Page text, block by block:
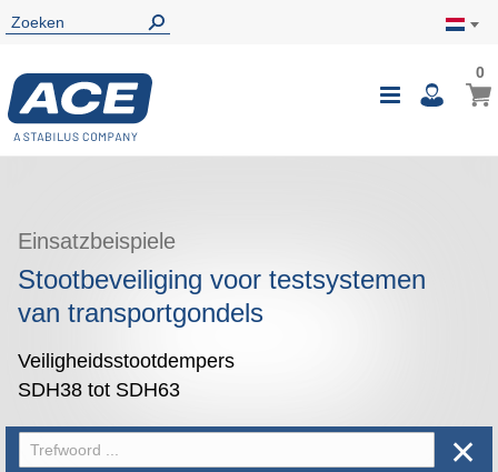
Toggle
00
Einsatzbeispiele
Stootbeveiliging voor testsystemen
van transportgondels
Veiligheidsstootdempers
SDH38 tot SDH63
✕